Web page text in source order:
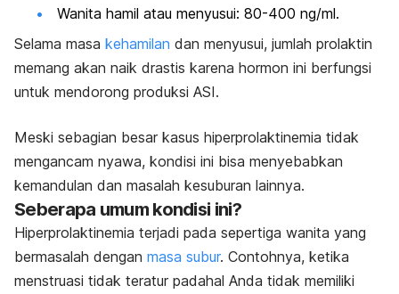
Wanita hamil atau menyusui: 80-400 ng/ml.
Selama masa kehamilan dan menyusui, jumlah prolaktin
memang akan naik drastis karena hormon ini berfungsi
untuk mendorong produksi ASI.
Meski sebagian besar kasus hiperprolaktinemia tidak
mengancam nyawa, kondisi ini bisa menyebabkan
kemandulan dan masalah kesuburan lainnya.
Seberapa umum kondisi ini?
Hiperprolaktinemia terjadi pada sepertiga wanita yang
bermasalah dengan masa subur. Contohnya, ketika
menstruasi tidak teratur padahal Anda tidak memiliki